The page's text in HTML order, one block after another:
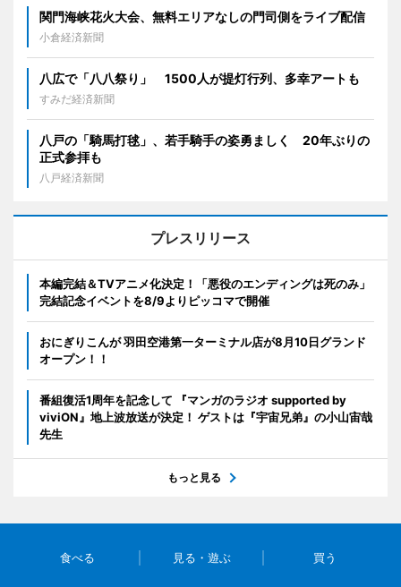
関門海峡花火大会、無料エリアなしの門司側をライブ配信
小倉経済新聞
八広で「八八祭り」 1500人が提灯行列、多幸アートも
すみだ経済新聞
八戸の「騎馬打毬」、若手騎手の姿勇ましく 20年ぶりの
正式参拝も
八戸経済新聞
プレスリリース
本編完結＆TVアニメ化決定！「悪役のエンディングは死のみ」
完結記念イベントを8/9よりピッコマで開催
おにぎりこんが 羽田空港第一ターミナル店が8月10日グランド
オープン！！
番組復活1周年を記念して 『マンガのラジオ supported by
viviON』地上波放送が決定！ ゲストは『宇宙兄弟』の小山宙哉
先生
もっと見る
食べる 見る・遊ぶ 買う